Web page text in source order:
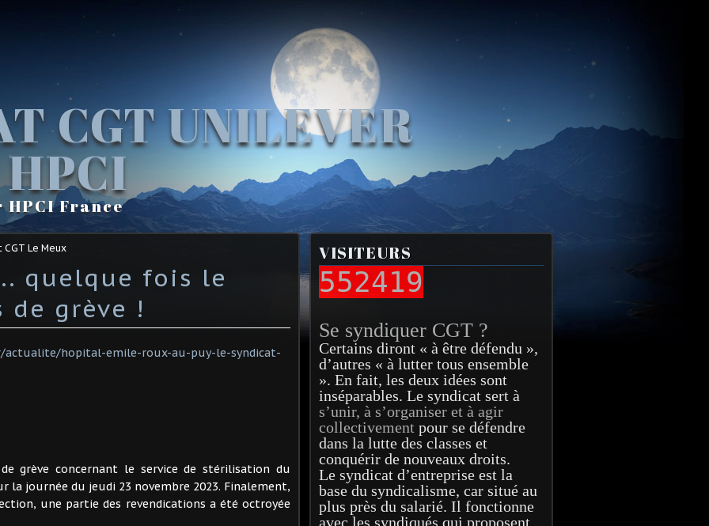
CGT UNILEVER
HPCI France
CGT Le Meux
quelque fois le
de grève !
hopital-emile-roux-au-puy-le-syndicat-
grève concernant le service de stérilisation du
la journée du jeudi 23 novembre 2023. Finalement,
une partie des revendications a été octroyée
VISITEURS
552419
Se syndiquer CGT ?
Certains diront « à être défendu »,
d’autres « à lutter tous ensemble
». En fait, les deux idées sont
inséparables. Le syndicat sert à
s’unir, à s’organiser et à agir
collectivement pour se défendre
dans la lutte des classes et
conquérir de nouveaux droits.
Le syndicat d’entreprise est la
base du syndicalisme, car situé au
plus près du salarié. Il fonctionne
avec les syndiqués qui proposent,